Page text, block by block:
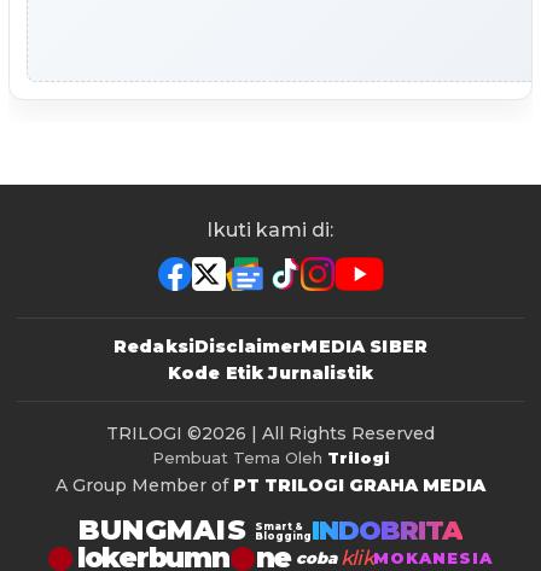
Ikuti kami di:
RedaksiDisclaimerMEDIA SIBER
Kode Etik Jurnalistik
TRILOGI ©2026 | All Rights Reserved
Pembuat Tema Oleh Trilogi
A Group Member of PT TRILOGI GRAHA MEDIA
BUNGMAIS
Smart &
Blogging INDOBRITA
lokerbumn coba klikMOKANESIA